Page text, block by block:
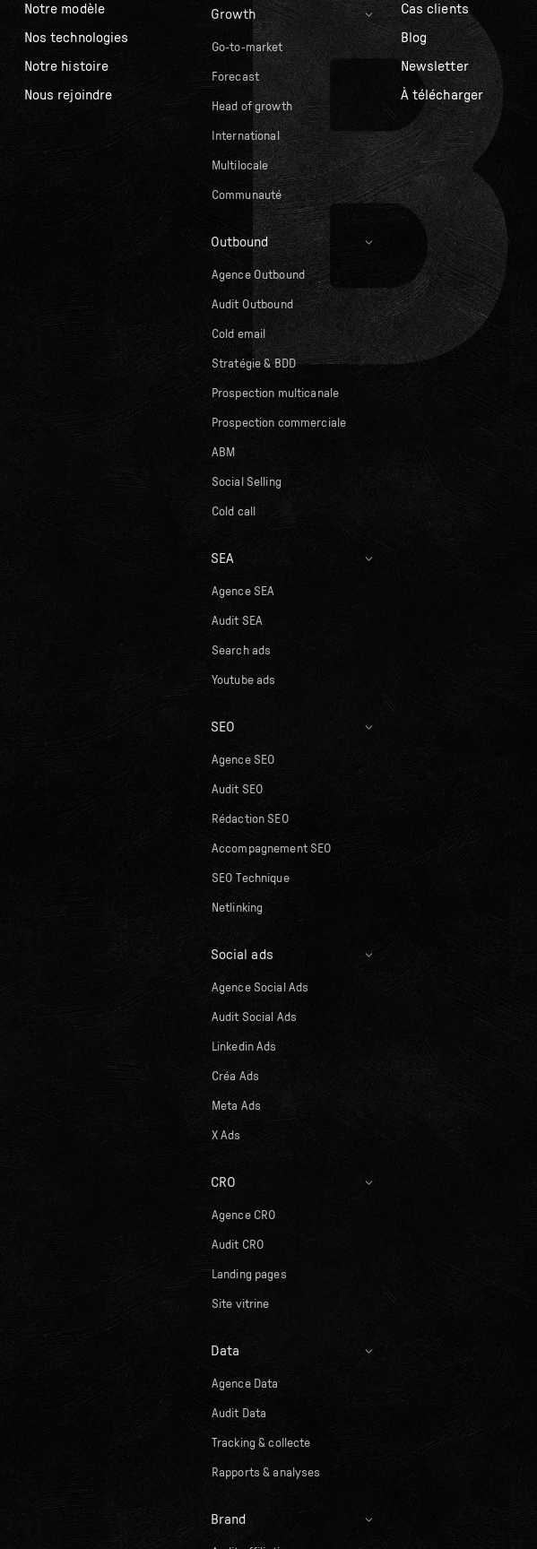
Notre modèle
Nos technologies
Notre histoire
Nous rejoindre
Growth
Go-to-market
Forecast
Head of growth
International
Multilocale
Communauté
Outbound
Agence Outbound
Audit Outbound
Cold email
Stratégie & BDD
Prospection multicanale
Prospection commerciale
ABM
Social Selling
Cold call
SEA
Agence SEA
Audit SEA
Search ads
Youtube ads
SEO
Agence SEO
Audit SEO
Rédaction SEO
Accompagnement SEO
SEO Technique
Netlinking
Social ads
Agence Social Ads
Audit Social Ads
Linkedin Ads
Créa Ads
Meta Ads
X Ads
CRO
Agence CRO
Audit CRO
Landing pages
Site vitrine
Data
Agence Data
Audit Data
Tracking & collecte
Rapports & analyses
Brand
Cas clients
Blog
Newsletter
À télécharger